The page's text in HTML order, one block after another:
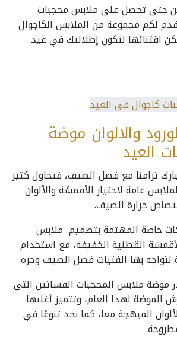
حتى تحصل على ملابس محجبات
لكم مجموعة من الملابس الكاجوال
اقتنائها لتكون إطلالتك في عيد
والالوان موضة
العيد
تزامنا مع فصل الصيف، فتحاول كثير
عامة لاختيار الأقمشة والألوان
حرارة الصيف.
خاصة المهتمة بتصميم ملابس
القطنية الخفيفة، مع استخدام
لتواجه بها الفتيات فصل الصيف وحره.
موضة ملابس المحجبات الفساتين التى
الموضة لهذا العام، وتتميز أغلبها
المبهجة معا، كما نجد تنوعًا في